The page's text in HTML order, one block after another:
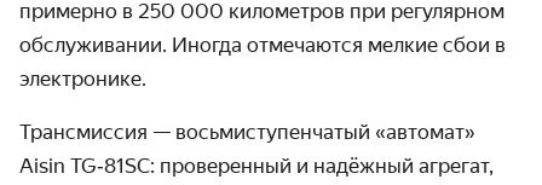
примерно в 250 000 километров при регулярном
обслуживании. Иногда отмечаются мелкие сбои в
электронике.
Трансмиссия — восьмиступенчатый «автомат»
Aisin TG‑81SC: проверенный и надёжный агрегат,